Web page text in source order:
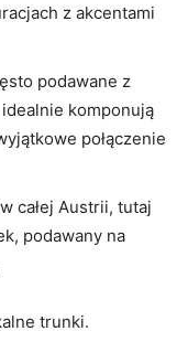
z akcentami
podawane z
komponują
połączenie
całej Austrii, tutaj‍
podawany na
‌trunki.